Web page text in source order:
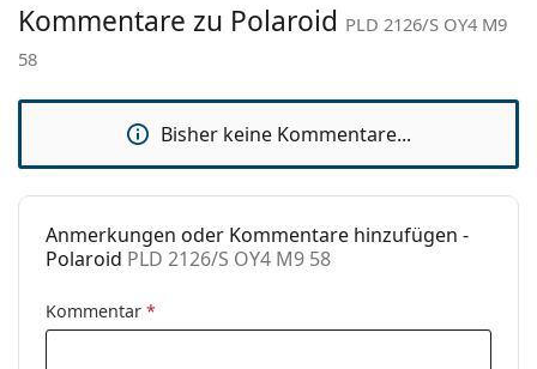
Marke:
Polaroid
Verwendung:
Code:
PLD 2126/S OY4 M9 58
Kommentare zu Polaroid PLD 2126/S OY4 M9
58
Bisher keine Kommentare...
Anmerkungen oder Kommentare hinzufügen -
Polaroid PLD 2126/S OY4 M9 58
Kommentar *